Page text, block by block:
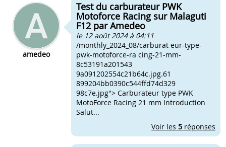
amedeo
Test du carburateur PWK
Motoforce Racing sur Malaguti
F12 par Amedeo
le 12 août 2024 à 04:11
/monthly_2024_08/carburat eur-type-
pwk-motoforce-ra cing-21-mm-
8c53191a201543
9a091202554c21b64c.jpg.61
899204bb0390c544ffd74d329
98c7e.jpg"> Carburateur type PWK
MotoForce Racing 21 mm Introduction
Salut...
Voir les 5 réponses